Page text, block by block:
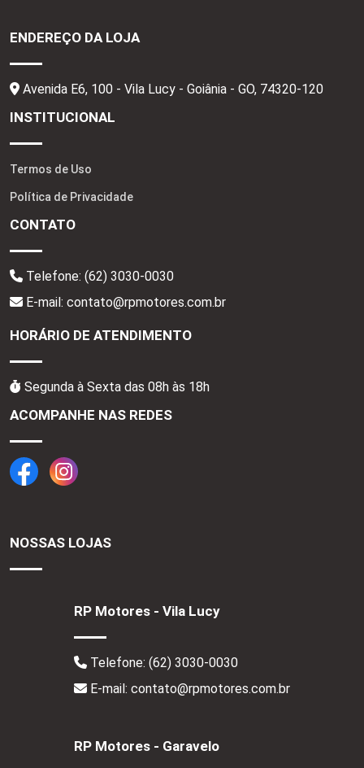
ENDEREÇO DA LOJA
Avenida E6, 100 - Vila Lucy - Goiânia - GO, 74320-120
INSTITUCIONAL
Termos de Uso
Política de Privacidade
CONTATO
Telefone: (62) 3030-0030
E-mail: contato@rpmotores.com.br
HORÁRIO DE ATENDIMENTO
Segunda à Sexta das 08h às 18h
ACOMPANHE NAS REDES
NOSSAS LOJAS
RP Motores - Vila Lucy
Telefone: (62) 3030-0030
E-mail: contato@rpmotores.com.br
RP Motores - Garavelo